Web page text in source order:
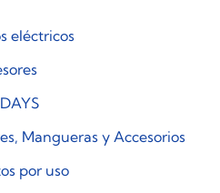
eléctricos
Mangueras y Accesorios
por uso